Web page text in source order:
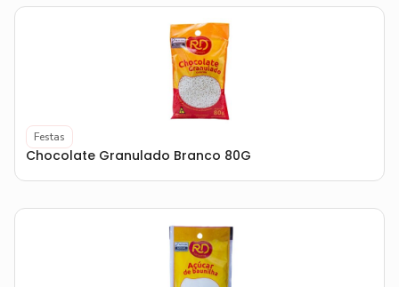
Festas
Chocolate Granulado Branco 80G